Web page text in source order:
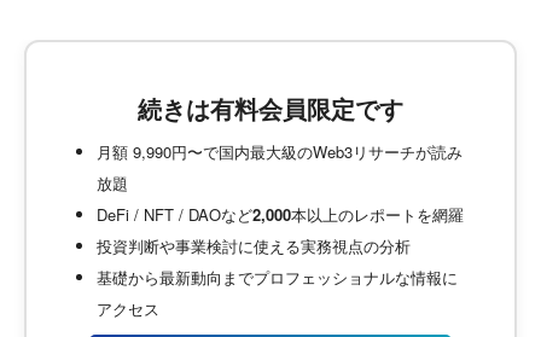
続きは有料会員限定です
月額 9,990円〜で国内最大級のWeb3リサーチが読み
放題
DeFi / NFT / DAOなど2,000本以上のレポートを網羅
投資判断や事業検討に使える実務視点の分析
基礎から最新動向までプロフェッショナルな情報に
アクセス